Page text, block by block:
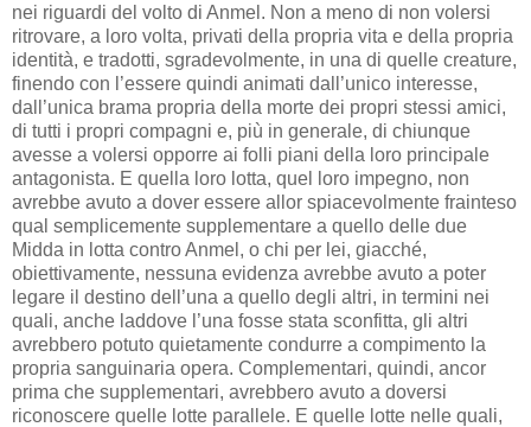
nei riguardi del volto di Anmel. Non a meno di non volersi
ritrovare, a loro volta, privati della propria vita e della propria
identità, e tradotti, sgradevolmente, in una di quelle creature,
finendo con l’essere quindi animati dall’unico interesse,
dall’unica brama propria della morte dei propri stessi amici,
di tutti i propri compagni e, più in generale, di chiunque
avesse a volersi opporre ai folli piani della loro principale
antagonista. E quella loro lotta, quel loro impegno, non
avrebbe avuto a dover essere allor spiacevolmente frainteso
qual semplicemente supplementare a quello delle due
Midda in lotta contro Anmel, o chi per lei, giacché,
obiettivamente, nessuna evidenza avrebbe avuto a poter
legare il destino dell’una a quello degli altri, in termini nei
quali, anche laddove l’una fosse stata sconfitta, gli altri
avrebbero potuto quietamente condurre a compimento la
propria sanguinaria opera. Complementari, quindi, ancor
prima che supplementari, avrebbero avuto a doversi
riconoscere quelle lotte parallele. E quelle lotte nelle quali,